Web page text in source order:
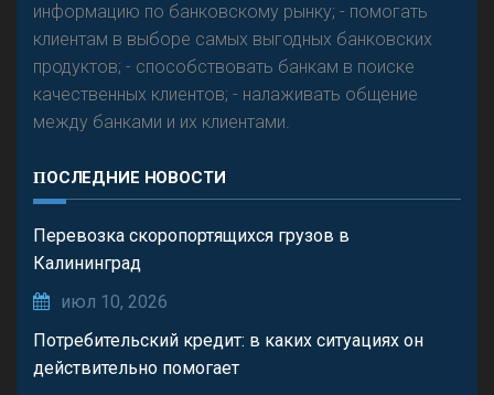
информацию по банковскому рынку; - помогать
клиентам в выборе самых выгодных банковских
продуктов; - способствовать банкам в поиске
качественных клиентов; - налаживать общение
между банками и их клиентами.
ПОСЛЕДНИЕ НОВОСТИ
Перевозка скоропортящихся грузов в
Калининград
июл 10, 2026
Потребительский кредит: в каких ситуациях он
действительно помогает